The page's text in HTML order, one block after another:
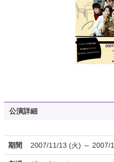
公演詳細
期間 2007/11/13 (火) ～ 2007/